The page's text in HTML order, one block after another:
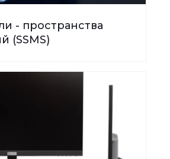
- пространства
(SSMS)